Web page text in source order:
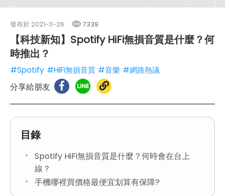
發布於 2021-11-26 7339
【科技新知】Spotify HiFi無損音質是什麼？何
時推出？
#Spotify #HiFi無損音質 #音樂 #網路熱議
分享給朋友
目錄
Spotify HiFi無損音質是什麼？何時會在台上
線？
手機哪裡買價格最便宜划算有保障?